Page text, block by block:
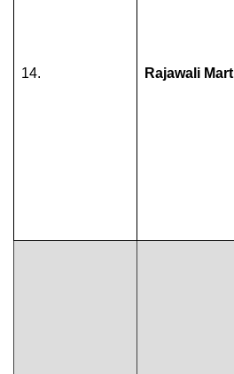
14. Rajawali Mart